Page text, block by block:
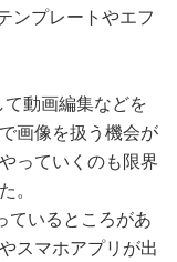
ンプレートやエフ
動画編集などを
画像を扱う機会が
っていくのも限界
。
ているところがあ
スマホアプリが出